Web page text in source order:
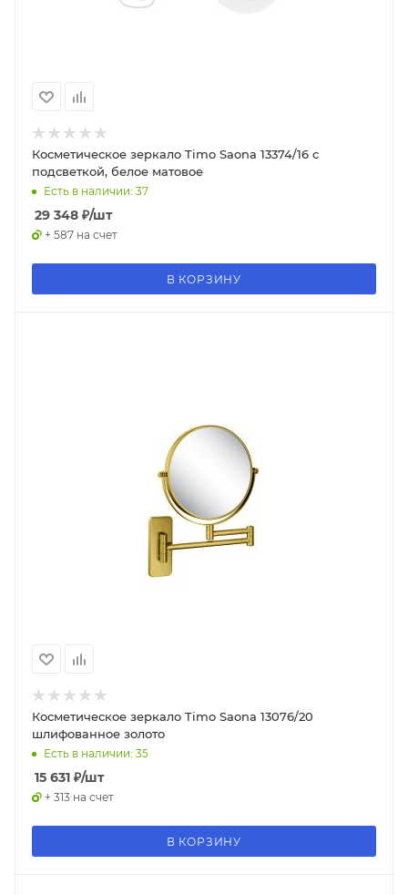
Косметическое зеркало Timo Saona 13374/16 с
подсветкой, белое матовое
Есть в наличии: 37
29 348 ₽/шт
+ 587 на счет
В КОРЗИНУ
Косметическое зеркало Timo Saona 13076/20
шлифованное золото
Есть в наличии: 35
15 631 ₽/шт
+ 313 на счет
В КОРЗИНУ